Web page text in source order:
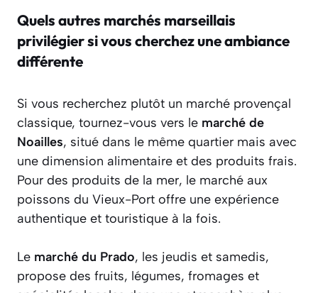
Quels autres marchés marseillais
privilégier si vous cherchez une ambiance
différente
Si vous recherchez plutôt un marché provençal
classique, tournez-vous vers le marché de
Noailles, situé dans le même quartier mais avec
une dimension alimentaire et des produits frais.
Pour des produits de la mer, le marché aux
poissons du Vieux-Port offre une expérience
authentique et touristique à la fois.
Le marché du Prado, les jeudis et samedis,
propose des fruits, légumes, fromages et